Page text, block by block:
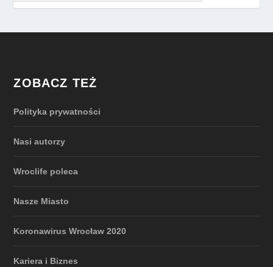
ZOBACZ TEŻ
Polityka prywatności
Nasi autorzy
Wroclife poleca
Nasze Miasto
Koronawirus Wrocław 2020
Kariera i Biznes